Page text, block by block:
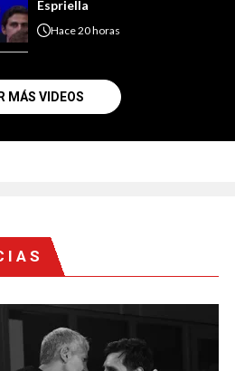
Espriella
Hace20 horas
MÁS VIDEOS